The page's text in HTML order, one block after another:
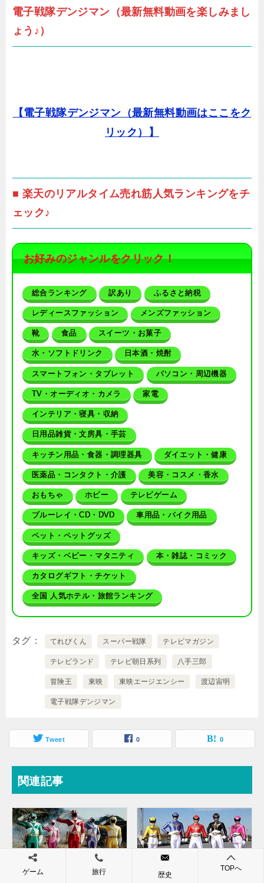
電子戦隊デンジマン（最新無料動画を楽しみまし
ょう♪）
【電子戦隊デンジマン（最新無料動画はここをク
リック）】
■ 楽天のリアルタイム売れ筋人気ランキングをチ
ェック♪
お好みのジャンルをクリック！
総合ランキング 訳あり ふるさと納税
レディースファッション メンズファッション
靴 食品 スイーツ・お菓子
水・ソフトドリンク 日本酒・焼酎
スマートフォン・タブレット パソコン・周辺機器
TV・オーディオ・カメラ 家電
インテリア・寝具・収納
日用品雑貨・文房具・手芸
キッチン用品・食器・調理器具 ダイエット・健康
医薬品・コンタクト・介護 美容・コスメ・香水
おもちゃ ホビー テレビゲーム
ブルーレイ・CD・DVD 車用品・バイク用品
ペット・ペットグッズ
キッズ・ベビー・マタニティ 本・雑誌・コミック
カタログギフト・チケット
全国 人気ホテル・旅館ランキング
タグ てれびくん スーパー戦隊 テレビマガジン
テレビランド テレビ朝日系列 八手三郎
冒険王 東映 東映エージエンシー 渡辺宙明
電子戦隊デンジマン
Tweet 0 0
関連記事
救急戦隊ゴーゴーファイブ 天装戦隊ゴセイジャー 【概
ゲーム 旅行 歴史
TOPへ